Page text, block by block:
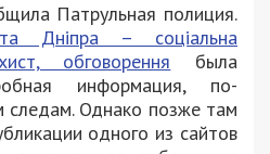
Патрульная полиция.
Дніпра – соціальна
обговорення была
информация, по-
следам. Однако позже там
одного из сайтов